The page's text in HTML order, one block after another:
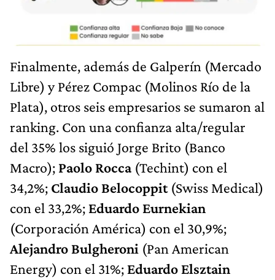
Finalmente, además de Galperín (Mercado
Libre) y Pérez Compac (Molinos Río de la
Plata), otros seis empresarios se sumaron al
ranking. Con una confianza alta/regular
del 35% los siguió Jorge Brito (Banco
Macro); Paolo Rocca(Techint) con el
34,2%; Claudio Belocoppit(Swiss Medical)
con el 33,2%;Eduardo Eurnekian
(Corporación América) con el 30,9%;
Alejandro Bulgheroni (Pan American
Energy) con el 31%;Eduardo Elsztain